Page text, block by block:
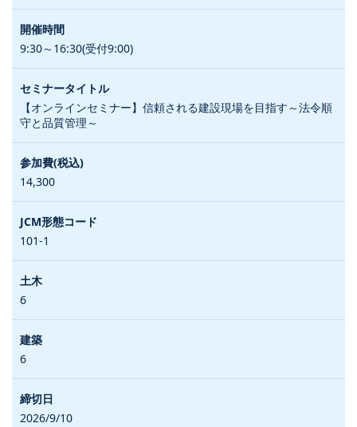
9:30～16:30(受付9:00)
【オンラインセミナー】信頼される建設現場を目指す～法令順
守と品質管理～
14,300
101-1
6
6
2026/9/10